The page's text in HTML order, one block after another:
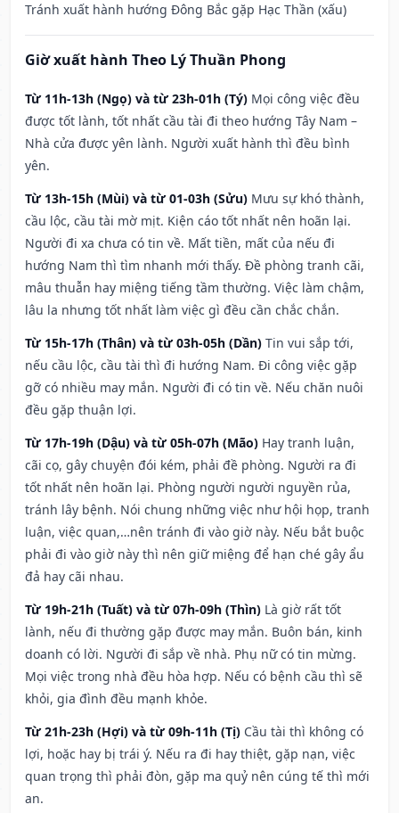
Tránh xuất hành hướng Đông Bắc gặp Hạc Thần (xấu)
Giờ xuất hành Theo Lý Thuần Phong
Từ 11h-13h (Ngọ) và từ 23h-01h (Tý) Mọi công việc đều
được tốt lành, tốt nhất cầu tài đi theo hướng Tây Nam –
Nhà cửa được yên lành. Người xuất hành thì đều bình
yên.
Từ 13h-15h (Mùi) và từ 01-03h (Sửu) Mưu sự khó thành,
cầu lộc, cầu tài mờ mịt. Kiện cáo tốt nhất nên hoãn lại.
Người đi xa chưa có tin về. Mất tiền, mất của nếu đi
hướng Nam thì tìm nhanh mới thấy. Đề phòng tranh cãi,
mâu thuẫn hay miệng tiếng tầm thường. Việc làm chậm,
lâu la nhưng tốt nhất làm việc gì đều cần chắc chắn.
Từ 15h-17h (Thân) và từ 03h-05h (Dần) Tin vui sắp tới,
nếu cầu lộc, cầu tài thì đi hướng Nam. Đi công việc gặp
gỡ có nhiều may mắn. Người đi có tin về. Nếu chăn nuôi
đều gặp thuận lợi.
Từ 17h-19h (Dậu) và từ 05h-07h (Mão) Hay tranh luận,
cãi cọ, gây chuyện đói kém, phải đề phòng. Người ra đi
tốt nhất nên hoãn lại. Phòng người người nguyền rủa,
tránh lây bệnh. Nói chung những việc như hội họp, tranh
luận, việc quan,…nên tránh đi vào giờ này. Nếu bắt buộc
phải đi vào giờ này thì nên giữ miệng để hạn ché gây ẩu
đả hay cãi nhau.
Từ 19h-21h (Tuất) và từ 07h-09h (Thìn) Là giờ rất tốt
lành, nếu đi thường gặp được may mắn. Buôn bán, kinh
doanh có lời. Người đi sắp về nhà. Phụ nữ có tin mừng.
Mọi việc trong nhà đều hòa hợp. Nếu có bệnh cầu thì sẽ
khỏi, gia đình đều mạnh khỏe.
Từ 21h-23h (Hợi) và từ 09h-11h (Tị) Cầu tài thì không có
lợi, hoặc hay bị trái ý. Nếu ra đi hay thiệt, gặp nạn, việc
quan trọng thì phải đòn, gặp ma quỷ nên cúng tế thì mới
an.